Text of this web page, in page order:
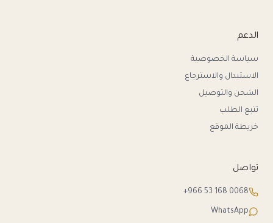
الدعم
سياسة الخصوصية
الاستبدال والاسترجاع
الشحن والتوصيل
تتبع الطلب
خريطة الموقع
تواصل
+966 53 168 0068
WhatsApp